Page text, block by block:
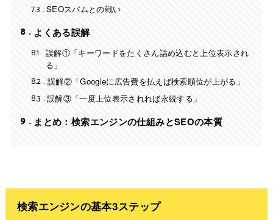
7.3 SEOスパムとの戦い
8
よくある誤解
8.1
誤解①「キーワードをたくさん詰め込むと上位表示され
る」
8.2 誤解②「Googleに広告費を払えば検索順位が上がる」
8.3 誤解③「一度上位表示されれば永続する」
9 まとめ：検索エンジンの仕組みとSEOの本質
検索エンジンの基本3ステップ